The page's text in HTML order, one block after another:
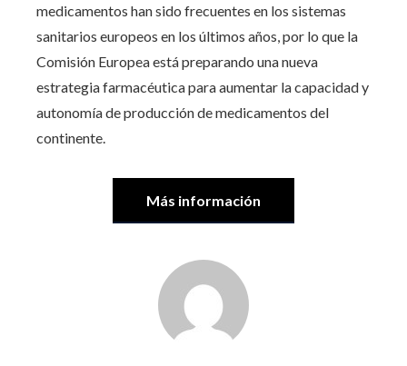
medicamentos han sido frecuentes en los sistemas
sanitarios europeos en los últimos años, por lo que la
Comisión Europea está preparando una nueva
estrategia farmacéutica para aumentar la capacidad y
autonomía de producción de medicamentos del
continente.
Más información